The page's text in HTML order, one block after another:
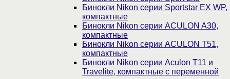
Бинокли Nikon серии Sportstar EX WP,
компактные
Бинокли Nikon серии ACULON A30,
компактные
Бинокли Nikon серии ACULON Т51,
компактные
Бинокли Nikon серии Aculon T11 и
Travelite, компактные с переменной